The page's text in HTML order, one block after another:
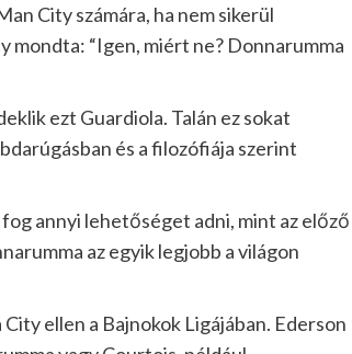
City számára, ha nem sikerül
“Igen, miért ne? Donnarumma
ezt Guardiola. Talán ez sokat
és a filozófiája szerint
annyi lehetőséget adni, mint az előző
az egyik legjobb a világon
ellen a Bajnokok Ligájában. Ederson